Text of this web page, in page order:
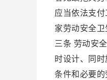
应当依法支
家劳动安全
三条 劳动安
时设计、同
条件和必要